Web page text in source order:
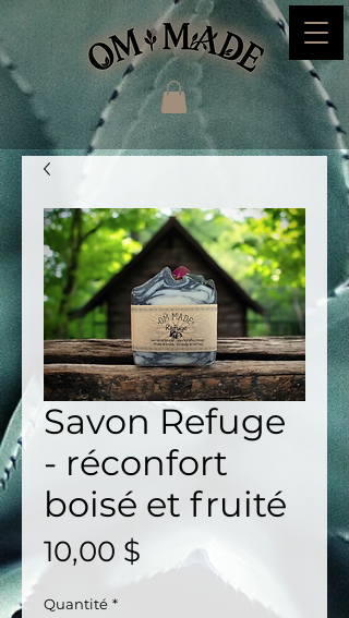
Savon Refuge
- réconfort
boisé et fruité
10,00 $
Quantité *